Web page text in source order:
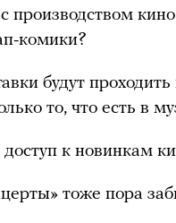
производством
комики?
будут
то, что есть в
к новинкам
тоже пора